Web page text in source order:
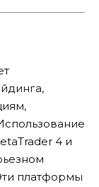
4 и
платформы